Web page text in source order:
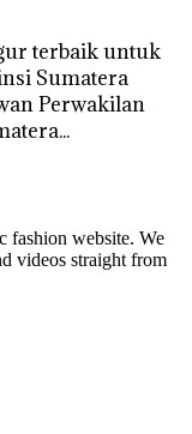
terbaik untuk
Sumatera
Perwakilan
fashion website. We
videos straight from